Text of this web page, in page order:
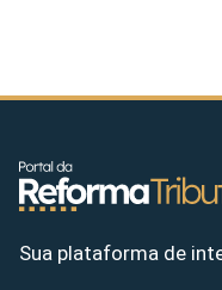
Sua plataforma de